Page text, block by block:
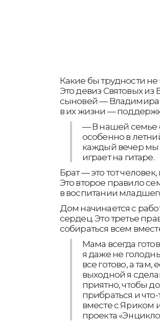
Какие бы трудности
Это девиз Святовых из
сыновей — Владимира
в их жизни —
— В нашей семье
особенно в
каждый вечер мы
играет на гитаре.
Брат — это тот
Это второе правило
в воспитании
Дом начинается с
сердец. Это третье
собираться всем
Мама всегда
я даже не
все готово, а
выходной я
приятно, чтобы
прибраться и
вместе с Яриком
проекта